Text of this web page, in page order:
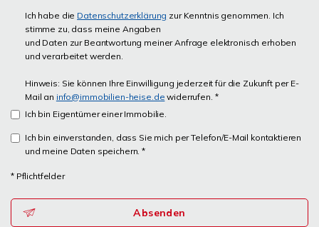
Ich habe die Datenschutzerklärung zur Kenntnis genommen. Ich
stimme zu, dass meine Angaben
und Daten zur Beantwortung meiner Anfrage elektronisch erhoben
und verarbeitet werden.
Hinweis: Sie können Ihre Einwilligung jederzeit für die Zukunft per E-
Mail an info@immobilien-heise.de widerrufen. *
Ich bin Eigentümer einer Immobilie.
Ich bin einverstanden, dass Sie mich per Telefon/E-Mail kontaktieren
und meine Daten speichern. *
* Pflichtfelder
Absenden